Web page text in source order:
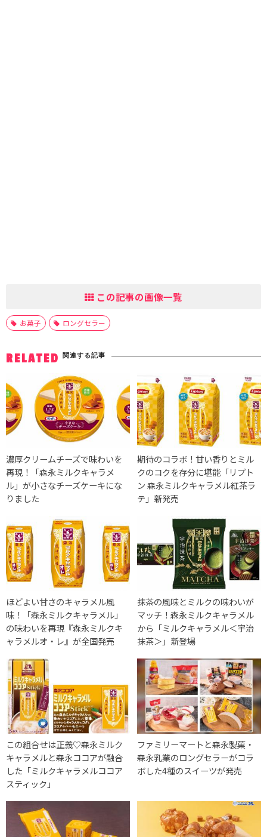
この記事の画像一覧
お菓子 ロングセラー
RELATED 関連する記事
濃厚クリームチーズで味わいを
再現！「森永ミルクキャラメ
ル」が小さなチーズケーキにな
りました
期待のコラボ！甘い香りとミル
クのコクを存分に堪能「リプト
ン 森永ミルクキャラメル紅茶ラ
テ」新発売
ほどよい甘さのキャラメル風
味！「森永ミルクキャラメル」
の味わいを再現『森永ミルクキ
ャラメルオ・レ』が全国発売
抹茶の風味とミルクの味わいが
マッチ！森永ミルクキャラメル
から「ミルクキャラメル＜宇治
抹茶＞」新登場
この組合せは正義♡森永ミルク
キャラメルと森永ココアが融合
した「ミルクキャラメルココア
スティック」
ファミリーマートと森永製菓・
森永乳業のロングセラーがコラ
ボした4種のスイーツが発売